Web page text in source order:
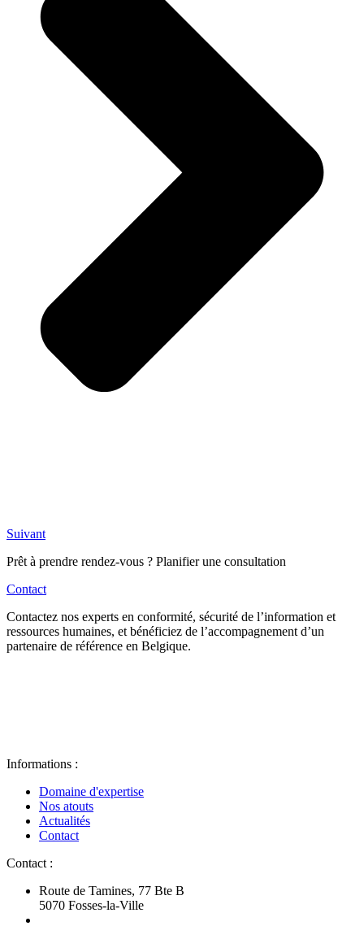
Suivant
Prêt à prendre rendez-vous ? Planifier une consultation
Contact
Contactez nos experts en conformité, sécurité de l’information et
ressources humaines, et bénéficiez de l’accompagnement d’un
partenaire de référence en Belgique.
Informations :
Domaine d'expertise
Nos atouts
Actualités
Contact
Contact :
Route de Tamines, 77 Bte B
5070 Fosses-la-Ville